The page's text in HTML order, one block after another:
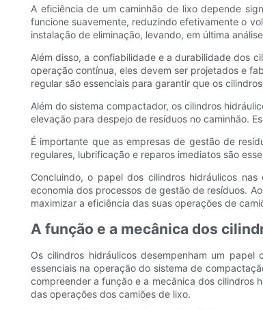
A eficiência de um caminhão de lixo depende
funcione suavemente, reduzindo efetivamente o
instalação de eliminação, levando, em última
Além disso, a confiabilidade e a durabilidade dos
operação contínua, eles devem ser projetados e
regular são essenciais para garantir que os
Além do sistema compactador, os cilindros
elevação para despejo de resíduos no caminhão.
É importante que as empresas de gestão de
regulares, lubrificação e reparos imediatos são
Concluindo, o papel dos cilindros hidráulicos
economia dos processos de gestão de resíduos.
maximizar a eficiência das suas operações de
A função e a mecânica dos
Os cilindros hidráulicos desempenham um
essenciais na operação do sistema de
compreender a função e a mecânica dos cilindros
das operações dos camiões de lixo.